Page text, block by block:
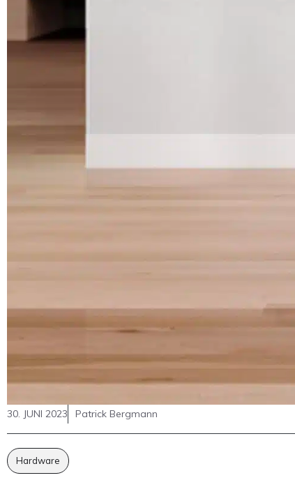
30. JUNI 2023 Patrick Bergmann
Hardware